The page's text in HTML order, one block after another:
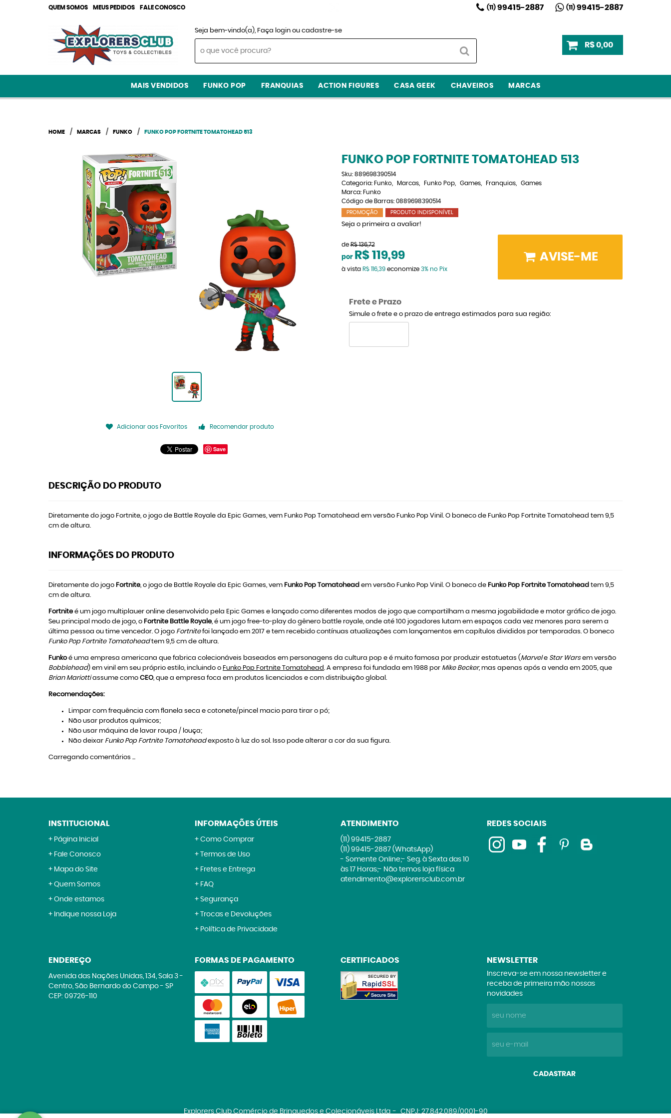
QUEM SOMOS MEUS PEDIDOS FALE CONOSCO (11)99415-2887 (11)99415-2887
Seja bem-vindo(a), Faça login ou cadastre-se
R$ 0,00
MAIS VENDIDOS FUNKO POP FRANQUIAS ACTION FIGURES CASA GEEK CHAVEIROS MARCAS
HOME MARCAS FUNKO FUNKO POP FORTNITE TOMATOHEAD 513
Adicionar aos Favoritos Recomendar produto
Save
FUNKO POP FORTNITE TOMATOHEAD 513
Sku: 889698390514
Categoria: Funko Marcas Funko Pop Games Franquias
Games
Marca: Funko
Código de Barras: 0889698390514
PROMOÇÃO PRODUTO INDISPONÍVEL
Seja o primeira a avaliar!
de R$ 136,72
por R$ 119,99
à vista R$ 116,39economize 3% no Pix
AVISE-ME
Frete e Prazo
Simule o frete e o prazo de entrega estimados para sua região:
DESCRIÇÃO DO PRODUTO
Diretamente do jogo Fortnite, o jogo de Battle Royale da Epic Games, vem Funko Pop Tomatohead em versão Funko Pop Vinil. O boneco de Funko Pop Fortnite Tomatohead tem 9,5
cm de altura.
INFORMAÇÕES DO PRODUTO
Diretamente do jogo Fortnite, o jogo de Battle Royale da Epic Games, vem Funko Pop Tomatohead em versão Funko Pop Vinil. O boneco de Funko Pop Fortnite Tomatohead tem 9,5
cm de altura.
Fortnite é um jogo multiplauer online desenvolvido pela Epic Games e lançado como diferentes modos de jogo que compartilham a mesma jogabilidade e motor gráfico de jogo.
Seu principal modo de jogo, o Fortnite Battle Royale, é um jogo free-to-play do gênero battle royale, onde até 100 jogadores lutam em espaços cada vez menores para serem a
última pessoa ou time vencedor. O jogo Fortnitefoi lançado em 2017 e tem recebido contínuas atualizações com lançamentos em capítulos divididos por temporadas. O boneco
Funko Pop Fortnite Tomatoheadtem 9,5 cm de altura.
Funkoé uma empresa americana que fabrica colecionáveis baseados em personagens da cultura pop e é muito famosa por produzir estatuetas ( Marvele Star Warsem versão
Bobblehead) em vinil em seu próprio estilo, incluindo o Funko Pop Fortnite Tomatohead. A empresa foi fundada em 1988 por Mike Becker, mas apenas após a venda em 2005, que
Brian Mariottiassume como CEO, que a empresa foca em produtos licenciados e com distribuição global.
Recomendações:
Limpar com frequência com flanela seca e cotonete/pincel macio para tirar o pó;
Não usar produtos químicos;
Não usar máquina de lavar roupa / louça;
Não deixar Funko Pop Fortnite Tomatoheadexposto à luz do sol. Isso pode alterar a cor da sua figura.
Carregando comentários ...
INSTITUCIONAL
Página Inicial
Fale Conosco
Mapa do Site
Quem Somos
Onde estamos
Indique nossa Loja
INFORMAÇÕES ÚTEIS
Como Comprar
Termos de Uso
Fretes e Entrega
FAQ
Segurança
Trocas e Devoluções
Política de Privacidade
ATENDIMENTO
(11) 99415-2887
(11) 99415-2887 (WhatsApp)
- Somente Online;- Seg. à Sexta das 10
às 17 Horas;- Não temos loja física
atendimento@explorersclub.com.br
REDES SOCIAIS
ENDEREÇO
Avenida das Nações Unidas, 134, Sala 3-
Centro, São Bernardo do Campo- SP
CEP: 09726-110
FORMAS DE PAGAMENTO CERTIFICADOS NEWSLETTER
Inscreva-se em nossa newsletter e
receba de primeira mão nossas
novidades
CADASTRAR
Explorers Club Comércio de Brinquedos e Colecionáveis Ltda CNPJ: 27.842.089/0001-90